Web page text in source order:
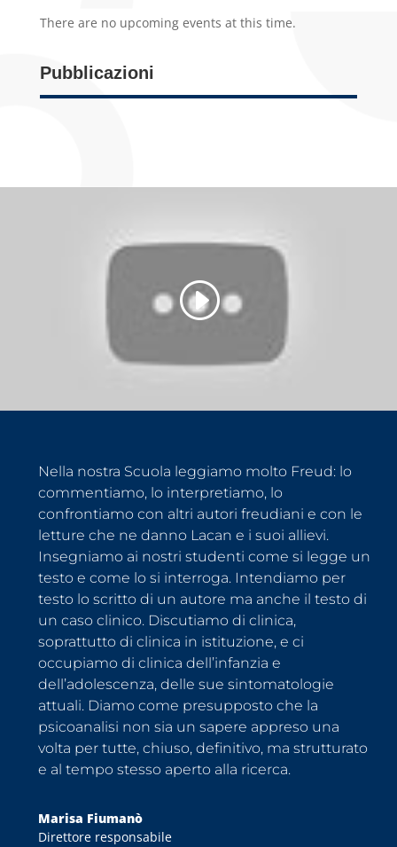
There are no upcoming events at this time.
Pubblicazioni
Nella nostra Scuola leggiamo molto Freud: lo
commentiamo, lo interpretiamo, lo
confrontiamo con altri autori freudiani e con le
letture che ne danno Lacan e i suoi allievi.
Insegniamo ai nostri studenti come si legge un
testo e come lo si interroga. Intendiamo per
testo lo scritto di un autore ma anche il testo di
un caso clinico. Discutiamo di clinica,
soprattutto di clinica in istituzione, e ci
occupiamo di clinica dell’infanzia e
dell’adolescenza, delle sue sintomatologie
attuali. Diamo come presupposto che la
psicoanalisi non sia un sapere appreso una
volta per tutte, chiuso, definitivo, ma strutturato
e al tempo stesso aperto alla ricerca.
Marisa Fiumanò
Direttore responsabile